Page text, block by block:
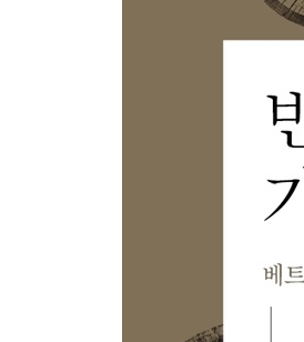
과연 용서받을 수 있을까
맺는 글: 망자에 대한 의무